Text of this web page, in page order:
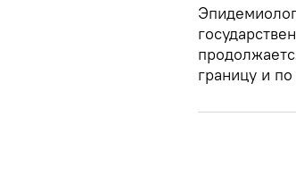
границу и